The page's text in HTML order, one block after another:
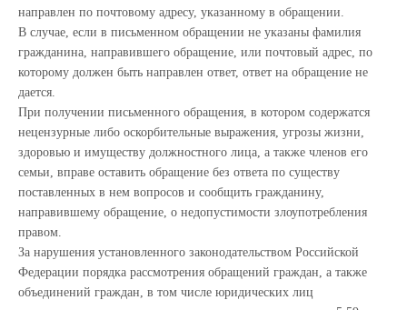
направлен по почтовому адресу, указанному в обращении.
В случае, если в письменном обращении не указаны фамилия
гражданина, направившего обращение, или почтовый адрес, по
которому должен быть направлен ответ, ответ на обращение не
дается.
При получении письменного обращения, в котором содержатся
нецензурные либо оскорбительные выражения, угрозы жизни,
здоровью и имуществу должностного лица, а также членов его
семьи, вправе оставить обращение без ответа по существу
поставленных в нем вопросов и сообщить гражданину,
направившему обращение, о недопустимости злоупотребления
правом.
За нарушения установленного законодательством Российской
Федерации порядка рассмотрения обращений граждан, а также
объединений граждан, в том числе юридических лиц